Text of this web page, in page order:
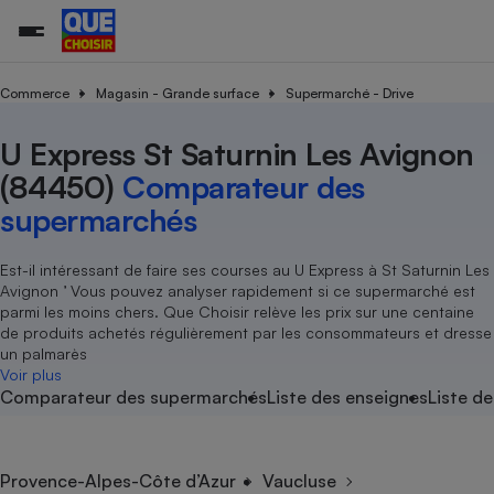
Commerce Magasin - Grande surface Supermarché - Drive
U Express St Saturnin Les Avignon
(84450) Comparateur des
supermarchés
Est-il intéressant de faire ses courses au U Express à St Saturnin Les
Avignon ’ Vous pouvez analyser rapidement si ce supermarché est
parmi les moins chers. Que Choisir relève les prix sur une centaine
de produits achetés régulièrement par les consommateurs et dresse
un palmarès
Voir plus
Comparateur des supermarchésListe des enseignesListe
Provence-Alpes-Côte d’Azur
Vaucluse
Additifs
Agriculture
Produit alimentaire
Achat - Vente - Location
Carburant
Magasin - Grande surface
Marketing - Fidélisation
Organismes de défense
Système judiciaire
Air
Eau
Achat - Vente - Travaux
Location
Sport
Vacances - Tourisme
électrique
Démarche administrative
Senior
Service marchand
Train
Transport aérien
Toutes les actualités
Enquêtes
Guides d'achat
Conseils
Brèves
Tous les services
Soumettre un litige
Lettres types
Rencontrer une association locale
Tous nos combats
Nos actions
Nos grandes victoires
Les billets de la présidente
Nos associations locales
Nous rejoindre
En savoir plus sur Que Choisir Ensemble
nous ?
L’association
Nos missions
Notre méthodologie
Notre financement
Nos partenaires
Nous rejoindre